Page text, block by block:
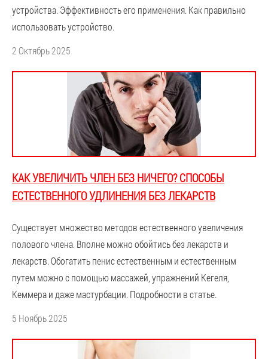
устройства. Эффективность его применения. Как правильно
использовать устройство.
2 Октябрь 2025
КАК УВЕЛИЧИТЬ ЧЛЕН БЕЗ НИЧЕГО? СПОСОБЫ
ЕСТЕСТВЕННОГО УДЛИНЕНИЯ БЕЗ ЛЕКАРСТВ
Существует множество методов естественного увеличения
полового члена. Вполне можно обойтись без лекарств и
лекарств. Обогатить пенис естественным и естественным
путем можно с помощью массажей, упражнений Кегеля,
Кеммера и даже мастурбации. Подробности в статье.
5 Ноябрь 2025